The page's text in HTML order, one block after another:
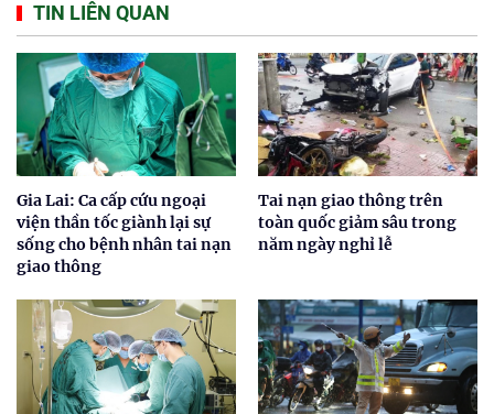
TIN LIÊN QUAN
Gia Lai: Ca cấp cứu ngoại
viện thần tốc giành lại sự
sống cho bệnh nhân tai nạn
giao thông
Tai nạn giao thông trên
toàn quốc giảm sâu trong
năm ngày nghỉ lễ